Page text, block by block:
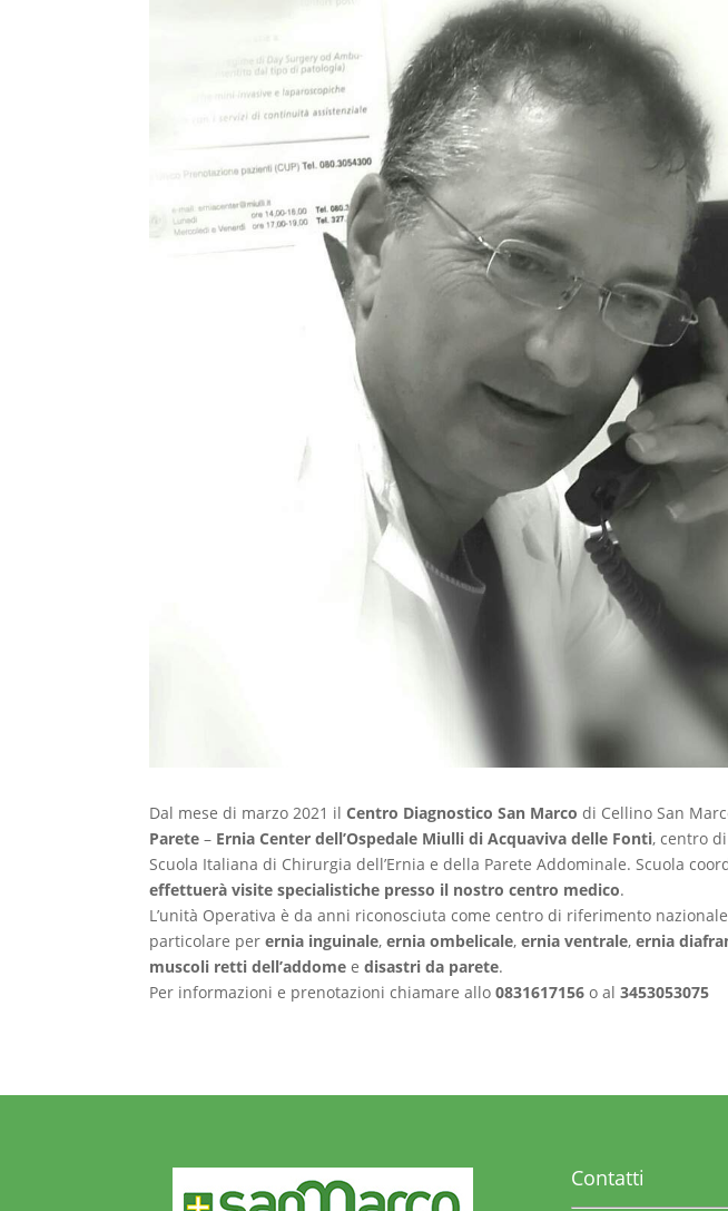
Dal mese di marzo 2021 ilCentro Diagnostico San Marco di Cellino San
Parete – Ernia Center dell’Ospedale Miulli di Acquaviva delle Fonti, centro
Scuola Italiana di Chirurgia dell’Ernia e della Parete Addominale. Scuola
effettuerà visite specialistiche presso il nostro centro medico.
L’unità Operativa è da anni riconosciuta come centro di riferimento
particolare perernia inguinale,ernia ombelicale,ernia ventrale,ernia
muscoli retti dell’addome edisastri da parete.
Per informazioni e prenotazioni chiamare allo0831617156 o al3453053075
Contatti